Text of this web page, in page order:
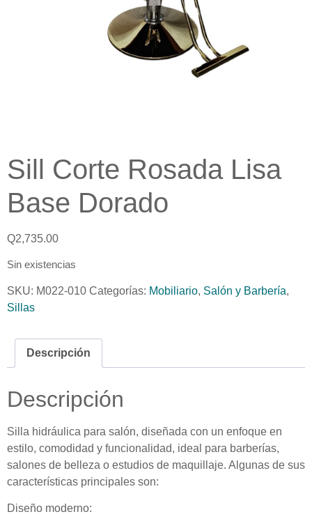
Sill Corte Rosada Lisa
Base Dorado
Q2,735.00
Sin existencias
SKU: M022-010 Categorías: Mobiliario, Salón y Barbería,
Sillas
Descripción
Descripción
Silla hidráulica para salón, diseñada con un enfoque en
estilo, comodidad y funcionalidad, ideal para barberías,
salones de belleza o estudios de maquillaje. Algunas de sus
características principales son:
Diseño moderno: